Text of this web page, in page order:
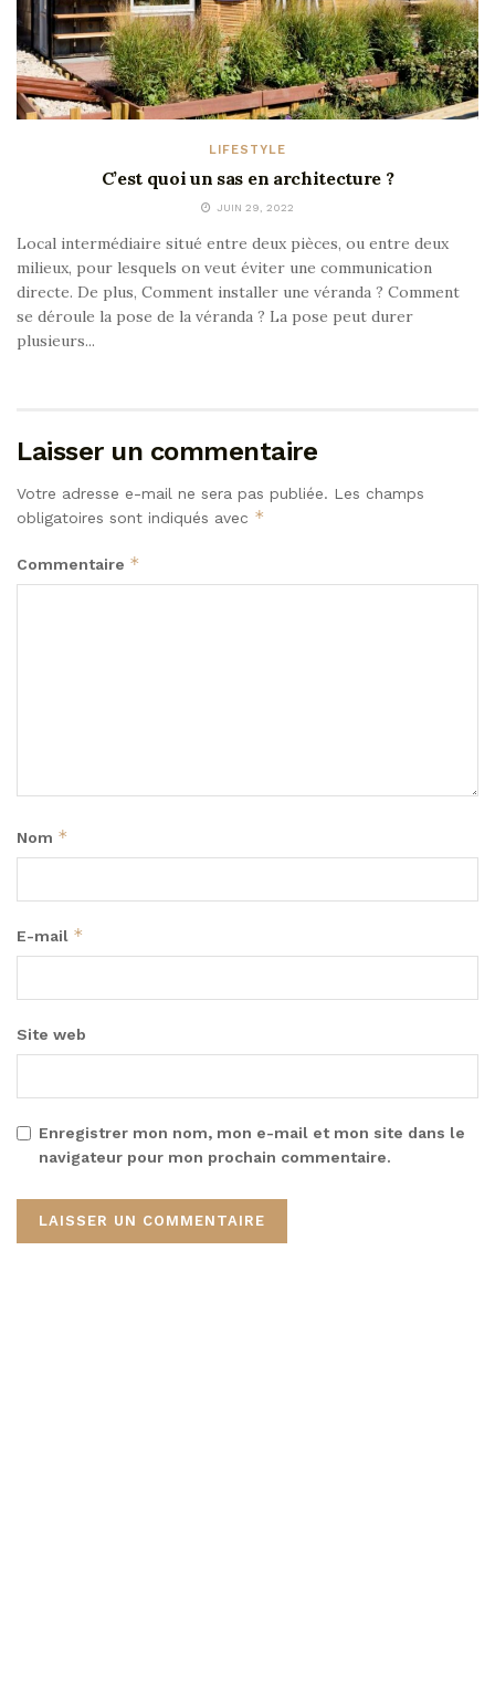
LIFESTYLE
C’est quoi un sas en architecture ?
JUIN 29, 2022
Local intermédiaire situé entre deux pièces, ou entre deux
milieux, pour lesquels on veut éviter une communication
directe. De plus, Comment installer une véranda ? Comment
se déroule la pose de la véranda ? La pose peut durer
plusieurs...
Laisser un commentaire
Votre adresse e-mail ne sera pas publiée. Les champs
obligatoires sont indiqués avec *
Commentaire *
Nom *
E-mail *
Site web
Enregistrer mon nom, mon e-mail et mon site dans le
navigateur pour mon prochain commentaire.